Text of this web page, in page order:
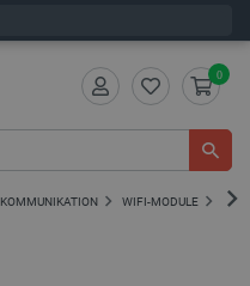
0
KOMMUNIKATION WIFI-MODULE